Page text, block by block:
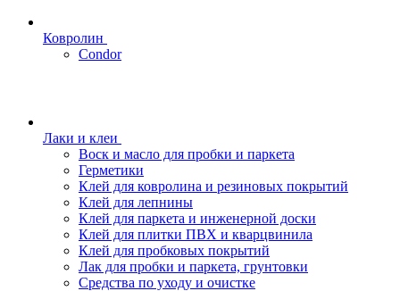
Ковролин
Condor
Лаки и клеи
Воск и масло для пробки и паркета
Герметики
Клей для ковролина и резиновых покрытий
Клей для лепнины
Клей для паркета и инженерной доски
Клей для плитки ПВХ и кварцвинила
Клей для пробковых покрытий
Лак для пробки и паркета, грунтовки
Средства по уходу и очистке